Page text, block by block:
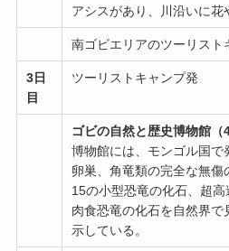
アシスがあり、川沿いに花
南ゴビエリアのツーリスト
3日
目
ツーリストキャンプ発
ゴビの自然と歴史博物館（
博物館には、モンゴル国
卵巣、角竜類の完全な無
15の小型恐竜の化石、超
肉食恐竜の化石を自然界
示している。